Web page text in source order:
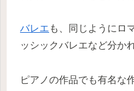
バレエ も、同じようにロ
ッシックバレエなど分か
ピアノの作品でも有名な